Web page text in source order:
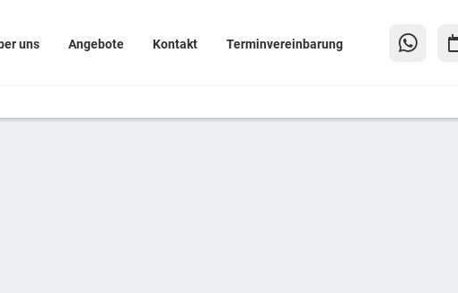
uns Angebote Kontakt Terminvereinbarung